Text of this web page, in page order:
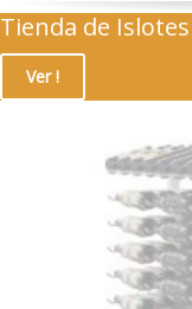
Tienda de
Ver !